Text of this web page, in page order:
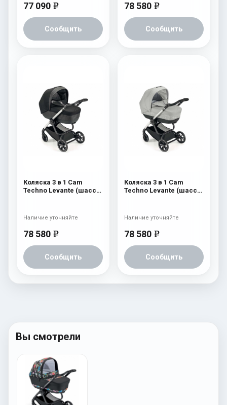
77 090 e
Сообщить
78 580 e
Сообщить
Коляска 3 в 1 Cam
Techno Levante (шасси
78 580 e
Сообщить
Наличие уточняйте
Коляска 3 в 1 Cam
Techno Levante (шасси
78 580 e
Сообщить
Наличие уточняйте
Вы смотрели